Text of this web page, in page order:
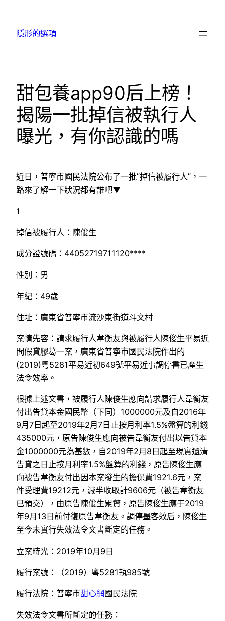
隱形的選項
甜包養app90后上榜！
揭陽一批掉信被執行人
曝光，有你認識的嗎
近日，普寧市國民法院公布了一批”掉信被履行人”，一
路來了解一下狀況都有誰吧▼
1
掉信被履行人：陳俊生
成分證號碼：44052719711120****
性別：男
年紀：49歲
住址：廣東省普寧市流沙東街道斗文村
案情先容：請求履行人韋衡友與被履行人陳俊生平易近
間假貸膠葛一案，廣東省普寧市國民法院作出的
(2019)粵5281平易近初649號平易近事調停書已產生
法令效率。
根據上述文書，被履行人陳俊生應向請求履行人韋衡友
付出告貸本金國民幣（下同）1000000元及自2016年
9月7日起至2019年2月7日止按月利率1.5%盤算的利錢
435000元，原告陳俊生應向被告韋衡友付出以告貸本
金1000000元為基數，自2019年2月8日起至現實還清
告貸之日止按月利率1.5%盤算的利錢，原告陳俊生應
向被告韋衡友付出因本案發生的擔保費1921.6元，案
件受理費19212元，減半收取計9606元（被告韋衡友
已預交），由原告陳俊生累贅，原告陳俊生應于2019
年9月13日前付復原告韋衡友。調停墨客效后，陳俊生
至今未實行失效法令文書斷定的任務。
立案時光：2019年10月9日
履行案號：（2019）粵5281執985號
履行法院：普寧市甜心網國民法院
失效法令文書所斷定的任務：